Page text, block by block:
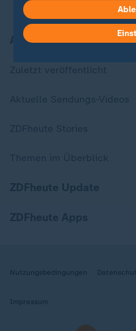
Aktuell bei ZDFheute
Nutzungsbedingungen
Impressum